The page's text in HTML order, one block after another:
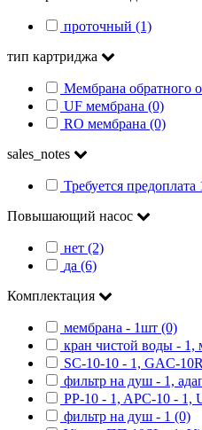
проточный (1)
тип картриджа
Мембрана обратного
UF мембрана (0)
RO мембрана (0)
sales_notes
Требуется предоплата
Повышающий насос
нет (2)
да (6)
Комплектация
мембрана - 1шт (0)
кран чистой воды -
SC-10-10 - 1, GAC-
фильтр на душ - 1,
PP-10 - 1, APC-10 - 1,
фильтр на душ - 1 (0)